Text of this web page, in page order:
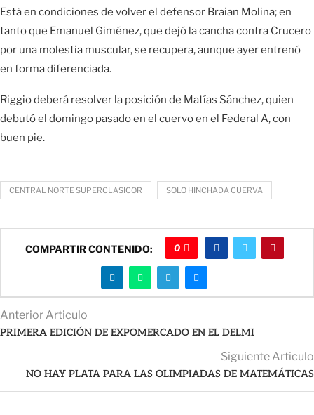
Está en condiciones de volver el defensor Braian Molina; en
tanto que Emanuel Giménez, que dejó la cancha contra Crucero
por una molestia muscular, se recupera, aunque ayer entrenó
en forma diferenciada.
Riggio deberá resolver la posición de Matías Sánchez, quien
debutó el domingo pasado en el cuervo en el Federal A, con
buen pie.
CENTRAL NORTE SUPERCLASICOR SOLO HINCHADA CUERVA
COMPARTIR CONTENIDO: 0
Anterior Articulo
PRIMERA EDICIÓN DE EXPOMERCADO EN EL DELMI
Siguiente Articulo
NO HAY PLATA PARA LAS OLIMPIADAS DE MATEMÁTICAS